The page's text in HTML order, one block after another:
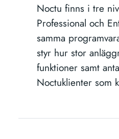
Noctu finns i tre
Professional och
samma
styr hur stor
funktioner samt
Noctuklienter som